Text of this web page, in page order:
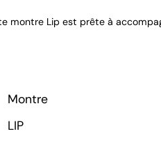
montre Lip est prête à
Montre
LIP